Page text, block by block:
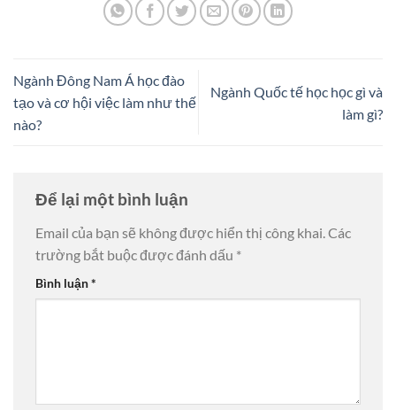
Ngành Đông Nam Á học đào
tạo và cơ hội việc làm như thế
nào?
Ngành Quốc tế học học gì và
làm gì?
Để lại một bình luận
Email của bạn sẽ không được hiển thị công khai.Các
trường bắt buộc được đánh dấu *
Bình luận*